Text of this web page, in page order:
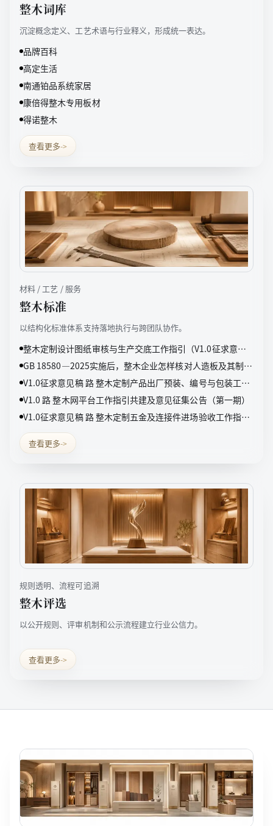
整木词库
沉淀概念定义、工艺术语与行业释义，形成统一表达。
品牌百科
高定生活
南通铂品系统家居
康倍得整木专用板材
得诺整木
查看更多->
材料 / 工艺 / 服务
整木标准
以结构化标准体系支持落地执行与跨团队协作。
整木定制设计图纸审核与生产交底工作指引（V1.0征求意见
稿）
GB 18580—2025实施后，整木企业怎样核对人造板及其制品
甲醛检测报告
V1.0征求意见稿 路 整木定制产品出厂预装、编号与包装工作
指引（V1.0征求意见稿）
V1.0 路 整木网平台工作指引共建及意见征集公告（第一期）
V1.0征求意见稿 路 整木定制五金及连接件进场验收工作指引
查看更多->
规则透明、流程可追溯
整木评选
以公开规则、评审机制和公示流程建立行业公信力。
查看更多->